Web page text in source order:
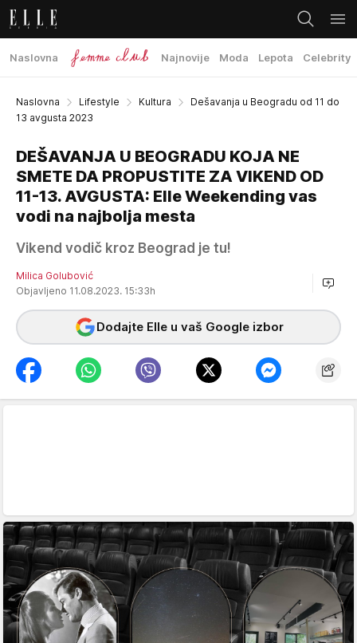
Naslovna Najnovije Moda Lepota Celebrity
Naslovna Lifestyle Kultura
Dešavanja u Beogradu od 11 do
13 avgusta 2023
DEŠAVANJA U BEOGRADU KOJA NE
SMETE DA PROPUSTITE ZA VIKEND OD
11-13. AVGUSTA: Elle Weekending vas
vodi na najbolja mesta
Vikend vodič kroz Beograd je tu!
Milica Golubović
Objavljeno 11.08.2023. 15:33h
Dodajte Elle u vaš Google izbor